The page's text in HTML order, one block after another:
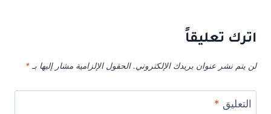
اترك تعليقاً
لن يتم نشر عنوان بريدك الإلكتروني. الحقول الإلزامية مشار إليها بـ *
التعليق *